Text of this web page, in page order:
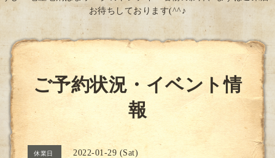
お待ちしております(^^♪
ご予約状況・イベント情
報
休業日 2022-01-29 (Sat)